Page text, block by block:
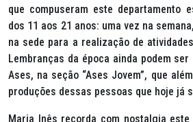
que compuseram este departamento
dos 11 aos 21 anos: uma vez na
na sede para a realização de
Lembranças da época ainda podem
Ases, na seção “Ases Jovem”, que
produções dessas pessoas que hoje já
Maria Inês recorda com nostalgia